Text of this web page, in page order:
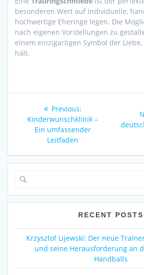
besonderen Wert auf individuelle,
hochwertige Eheringe legen. Die
nach eigenen Vorstellungen zu
einem einzigartigen Symbol der
hält.
navigation
Previous:Previous
post:
Kinderwunschklinik –
Ein umfassender
Leitfaden
RECENT POSTS
Krzysztof Lijewski: Der neue
und seine Herausforderung an
Handballs